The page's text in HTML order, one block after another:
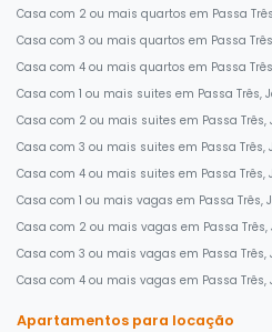
Casa com 2 ou mais quartos em Passa
Casa com 3 ou mais quartos em Passa
Casa com 4 ou mais quartos em Passa
Casa com 1 ou mais suites em Passa Três,
Casa com 2 ou mais suites em Passa Três,
Casa com 3 ou mais suites em Passa Três,
Casa com 4 ou mais suites em Passa Três,
Casa com 1 ou mais vagas em Passa Três,
Casa com 2 ou mais vagas em Passa Três,
Casa com 3 ou mais vagas em Passa Três,
Casa com 4 ou mais vagas em Passa Três,
Apartamentos para locação